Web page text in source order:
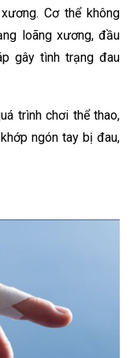
Cơ thể không
loãng xương, đầu
gây tình trạng đau
trình chơi thể thao,
ngón tay bị đau,